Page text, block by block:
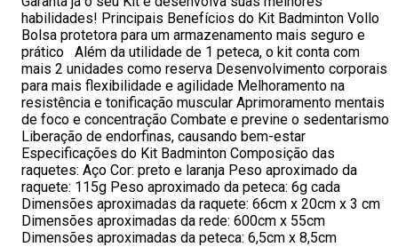
habilidades! Principais Benefícios do Kit Badminton Vollo
Bolsa protetora para um armazenamento mais seguro e
prático Além da utilidade de 1 peteca, o kit conta com
mais 2 unidades como reserva Desenvolvimento corporais
para mais flexibilidade e agilidade Melhoramento na
resistência e tonificação muscular Aprimoramento mentais
de foco e concentração Combate e previne o sedentarismo
Liberação de endorfinas, causando bem-estar
Especificações do Kit Badminton Composição das
raquetes: Aço Cor: preto e laranja Peso aproximado da
raquete: 115g Peso aproximado da peteca: 6g cada
Dimensões aproximadas da raquete: 66cm x 20cm x 3 cm
Dimensões aproximadas da rede: 600cm x 55cm
Dimensões aproximadas da peteca: 6,5cm x 8,5cm